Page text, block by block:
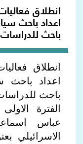
انطلاق
اعداد باحث
باحث
انطلاق
اعداد باحث
باحث
الفترة
عباس
الاسرائيلي